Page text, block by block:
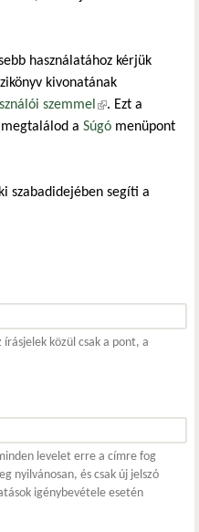
használatához kérjük
kivonatának
szemmel (külső hivatkozás)
. Ezt a
a Súgó menüpont
szabadidejében segíti a
közül csak a pont, a
levelet erre a címre fog
nyilvánosan, és csak új jelszó
igénybevétele esetén